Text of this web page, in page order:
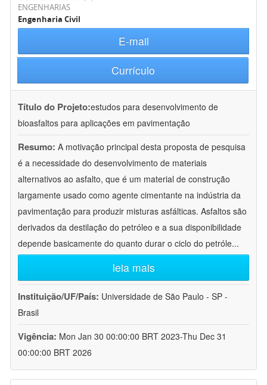
ENGENHARIAS
Engenharia Civil
E-mail
Currículo
Título do Projeto:estudos para desenvolvimento de
bioasfaltos para aplicações em pavimentação
Resumo: A motivação principal desta proposta de pesquisa
é a necessidade do desenvolvimento de materiais
alternativos ao asfalto, que é um material de construção
largamente usado como agente cimentante na indústria da
pavimentação para produzir misturas asfálticas. Asfaltos são
derivados da destilação do petróleo e a sua disponibilidade
depende basicamente do quanto durar o ciclo do petróle...
leia mais
Instituição/UF/País: Universidade de São Paulo - SP -
Brasil
Vigência: Mon Jan 30 00:00:00 BRT 2023-Thu Dec 31
00:00:00 BRT 2026